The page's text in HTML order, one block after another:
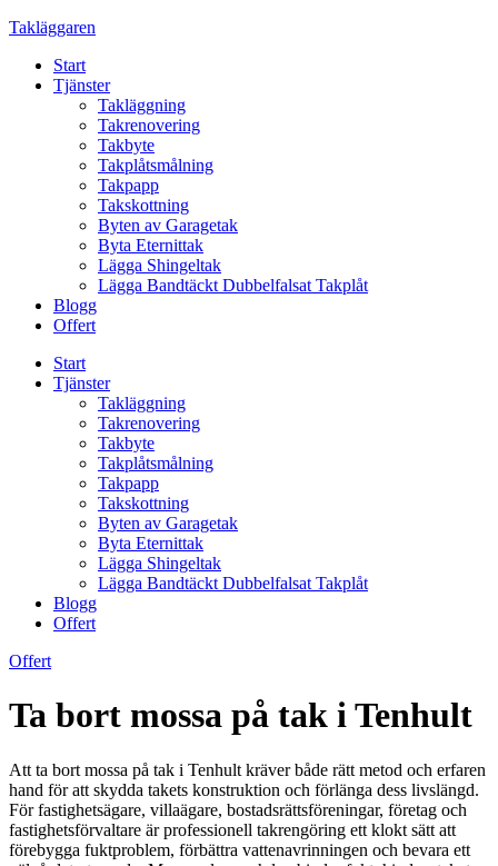
Skip
content
Takläggaren
Start
Tjänster
Takläggning
Takrenovering
Takbyte
Takplåtsmålning
Takpapp
Takskottning
Byten av Garagetak
Byta Eternittak
Lägga Shingeltak
Lägga Bandtäckt Dubbelfalsat Takplåt
Blogg
Offert
Start
Tjänster
Takläggning
Takrenovering
Takbyte
Takplåtsmålning
Takpapp
Takskottning
Byten av Garagetak
Byta Eternittak
Lägga Shingeltak
Lägga Bandtäckt Dubbelfalsat Takplåt
Blogg
Offert
Offert
Ta bort mossa på tak i Tenhult
Att ta bort mossa på tak i Tenhult kräver både rätt metod och erfaren
hand för att skydda takets konstruktion och förlänga dess livslängd.
För fastighetsägare, villaägare, bostadsrättsföreningar, företag och
fastighetsförvaltare är professionell takrengöring ett klokt sätt att
förebygga fuktproblem, förbättra vattenavrinningen och bevara ett